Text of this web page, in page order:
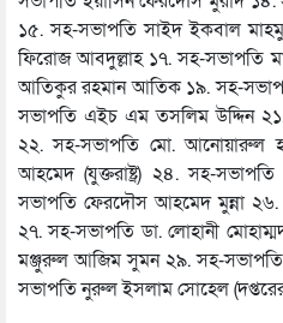
১৫. সহ-সভাপতি সাইদ ইকবাল
ফিরোজ আবদুল্লাহ ১৭. সহ-সভাপতি
আতিকুর রহমান আতিক ১৯. সহ-
সভাপতি এইচ এম তসলিম উদ্দিন
২২. সহ-সভাপতি মো. আনোয়ারুল
আহমেদ (যুক্তরাষ্ট্র) ২৪. সহ-
সভাপতি ফেরদৌস আহমেদ মুন্না
২৭. সহ-সভাপতি ডা. লোহানী
মঞ্জুরুল আজিম সুমন ২৯. সহ-
সভাপতি নুরুল ইসলাম সোহেল (দপ্তরের